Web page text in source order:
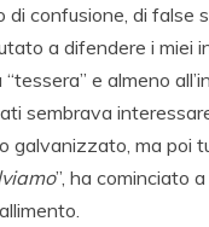
di confusione, di
a difendere i miei
e almeno
sembrava
galvanizzato, ma poi
”, ha cominciato a